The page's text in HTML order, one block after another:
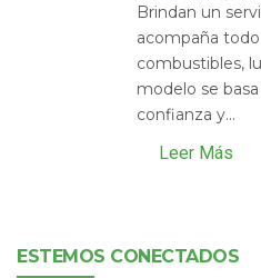
Brindan un
acompaña
combustibles,
modelo se
confianza y...
Leer Más
ESTEMOS CONECTADOS